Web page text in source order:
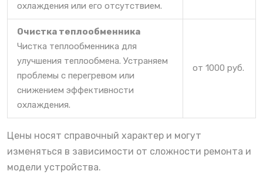
охлаждения или его отсутствием.
Очистка теплообменника
Чистка теплообменника для
улучшения теплообмена. Устраняем
проблемы с перегревом или
снижением эффективности
охлаждения.
от 1000 руб.
Цены носят справочный характер и могут
изменяться в зависимости от сложности ремонта и
модели устройства.